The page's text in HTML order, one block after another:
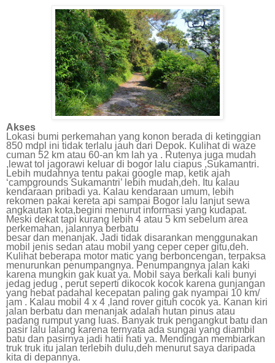
Akses
Lokasi bumi perkemahan yang konon berada di ketinggian
850 mdpl ini tidak terlalu jauh dari Depok. Kulihat di waze
cuman 52 km atau 60-an km lah ya . Rutenya juga mudah
,lewat tol jagorawi keluar di bogor lalu ciapus ,Sukamantri.
Lebih mudahnya tentu pakai google map, ketik ajah
‘campgrounds Sukamantri’ lebih mudah,deh. Itu kalau
kendaraan pribadi ya. Kalau kendaraan umum, lebih
rekomen pakai kereta api sampai Bogor lalu lanjut sewa
angkautan kota,begini menurut informasi yang kudapat.
Meski dekat tapi kurang lebih 4 atau 5 km sebelum area
perkemahan, jalannya berbatu
besar dan menanjak. Jadi tidak disarankan menggunakan
mobil jenis sedan atau mobil yang ceper ceper gitu,deh.
Kulihat beberapa motor matic yang berboncengan, terpaksa
menurunkan penumpangnya. Penumpangnya jalan kaki
karena mungkin gak kuat ya. Mobil saya berkali kali bunyi
jedag jedug , perut seperti dikocok kocok karena gunjangan
yang hebat padahal kecepatan paling gak nyampai 10 km/
jam . Kalau mobil 4 x 4 ,land rover gituh cocok ya. Kanan kiri
jalan berbatu dan menanjak adalah hutan pinus atau
padang rumput yang luas. Banyak truk pengangkut batu dan
pasir lalu lalang karena ternyata ada sungai yang diambil
batu dan pasirnya jadi hatii hati ya. Mendingan membiarkan
truk truk itu jalan terlebih dulu,deh menurut saya daripada
kita di depannya.